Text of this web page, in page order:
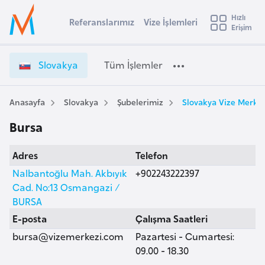
Ülke Seçimi
Başvuru yapmak istediğiniz ülkeyi seçin
Üye
Girişi
l
v
a
k
z
e
l
e
e
t
Referanslarımız Vize İşlemleri
Hızlı
Erişim
Slovakya Tüm İşlemler
Anasayfa Slovakya Şubelerimiz Slovakya Vize
Bursa
Adres
Nalbantoğlu Mah. Akbıyık
Cad. No:13 Osmangazi /
BURSA
Telefon
+902243222397
E-posta
bursa@vizemerkezi.com
Çalışma Saatleri
Pazartesi - Cumartesi:
09.00 - 18.30
s
t
r
a
v
u
s
t
u
r